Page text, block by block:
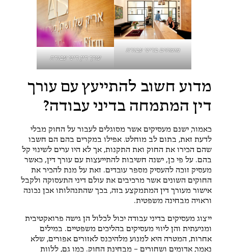
מומחים בדיני עבודה
עורך דין דיני עבודה
מדוע חשוב להתייעץ עם עורך
דין המתמחה בדיני עבודה?
כאמור, ישנם מעסיקים אשר מסוגלים לעבור על החוק מבלי
לדעת זאת, בתום לב מוחלט. אפילו במקרים בהם הם חשבו
שהם הכירו את החוק ואת התקנות, אך לא היו ערים לשינוי קל
בהם. על פי כן, ישנה חשיבות להתייעצות עם עורך דין, כאשר
מעסיק זוכה להעסיק מספר עובדים. זאת על מנת להכיר את
החוקים השונים אשר מרכיבים את עולם דיני התעסוקה ולקבל
אישור מעורך דין המתמקצע בזה, בכך שהתנהלותו אכן נכונה
וראויה מבחינה משפטית.
ייצוג מעסיקים בדיני עבודה יכול לכלול הן גישה פרואקטיבית
ומניעתית והן ליווי מעסיקים בהליכים משפטיים. במילים
אחרות, המטרה היא למנוע מלהיכנס לאזורים אפורים, שלא
נאמר, אדומים ושחורים – מבחינת החוק. כמו גם, ללוות